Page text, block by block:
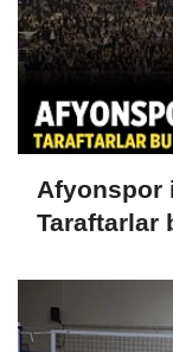
Afyonspor
Taraftarlar